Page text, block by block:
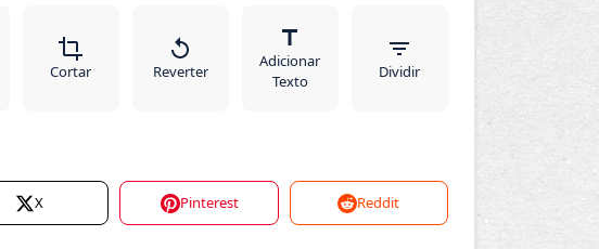
Cortar Reverter
Adicionar
Texto
Dividir
X Pinterest Reddit